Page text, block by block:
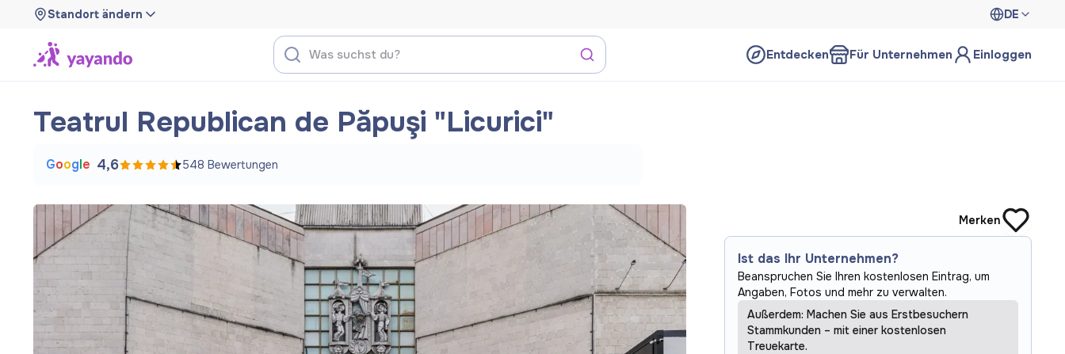
Standort ändern DE
Entdecken Für Unternehmen Einloggen
Teatrul Republican de Păpuşi "Licurici"
Google 4,6 548 Bewertungen
Merken
Ist das Ihr Unternehmen?
Beanspruchen Sie Ihren kostenlosen Eintrag, um
Angaben, Fotos und mehr zu verwalten.
Außerdem: Machen Sie aus Erstbesuchern
Stammkunden – mit einer kostenlosen
Treuekarte.